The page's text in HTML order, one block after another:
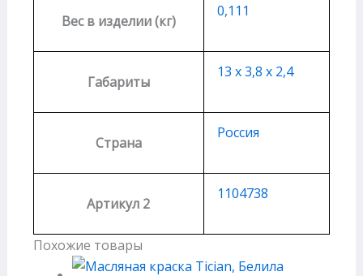
Вес в изделии (кг)
0,111
Габариты
13 х 3,8 х 2,4
Страна
Россия
Артикул 2
1104738
Похожие товары